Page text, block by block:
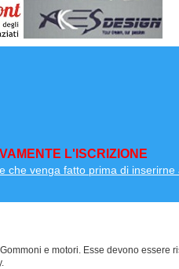
L'ISCRIZIONE
che venga fatto prima di inserirne
e motori. Esse devono essere